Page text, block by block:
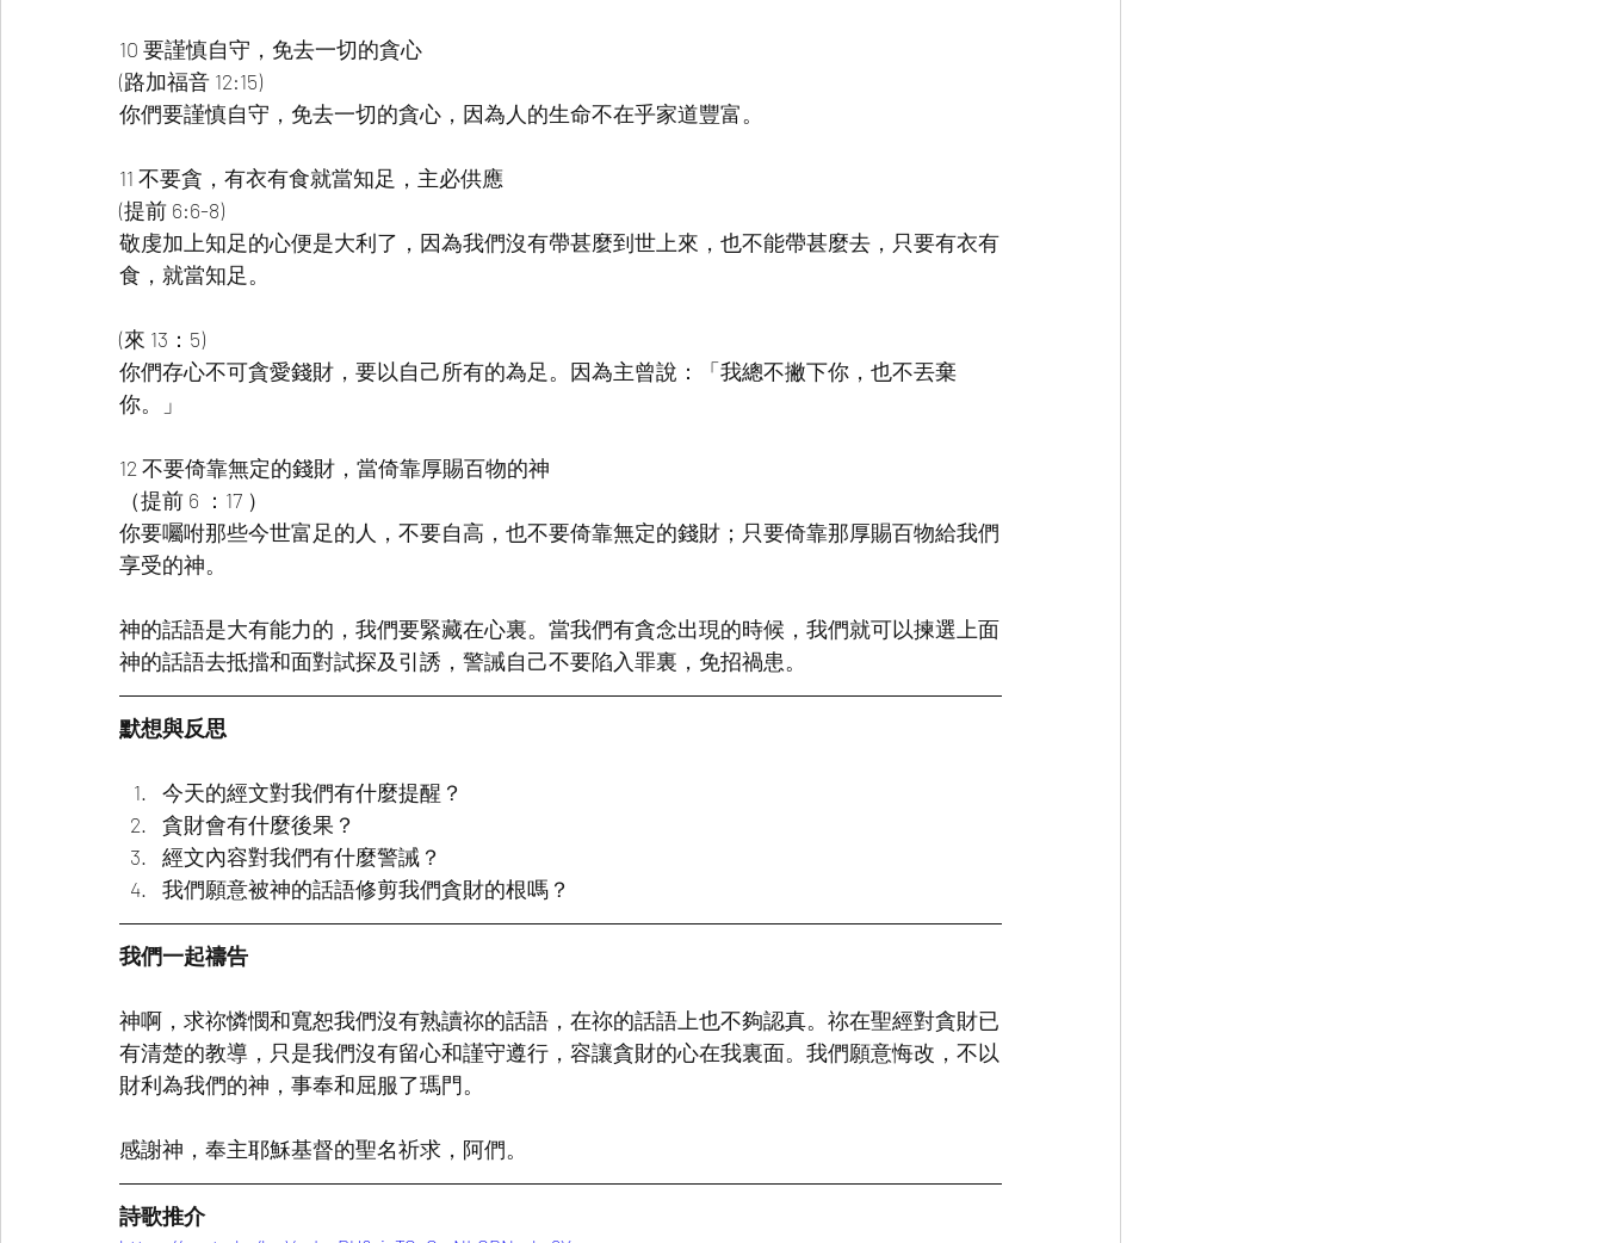
10 要謹慎自守，免去一切的貪心
(路加福音 12:15)
你們要謹慎自守，免去一切的貪心，因為人的生命不在乎家道豐富。
11 不要貪，有衣有食就當知足，主必供應
(提前 6:6-8)
敬虔加上知足的心便是大利了，因為我們沒有帶甚麼到世上來，也不能帶甚麼去，只要有衣有
食，就當知足。
(來 13：5)
你們存心不可貪愛錢財，要以自己所有的為足。因為主曾說：「我總不撇下你，也不丟棄
你。」
12 不要倚靠無定的錢財，當倚靠厚賜百物的神
（提前 6 ：17 ）
你要囑咐那些今世富足的人，不要自高，也不要倚靠無定的錢財；只要倚靠那厚賜百物給我們
享受的神。
神的話語是大有能力的，我們要緊藏在心裏。當我們有貪念出現的時候，我們就可以揀選上面
神的話語去抵擋和面對試探及引誘，警誡自己不要陷入罪裏，免招禍患。
默想與反思
今天的經文對我們有什麼提醒？
貪財會有什麼後果？
經文內容對我們有什麼警誡？
我們願意被神的話語修剪我們貪財的根嗎？
我們一起禱告
神啊，求祢憐憫和寬恕我們沒有熟讀祢的話語，在祢的話語上也不夠認真。祢在聖經對貪財已
有清楚的教導，只是我們沒有留心和謹守遵行，容讓貪財的心在我裏面。我們願意悔改，不以
財利為我們的神，事奉和屈服了瑪門。
感謝神，奉主耶穌基督的聖名祈求，阿們。
詩歌推介